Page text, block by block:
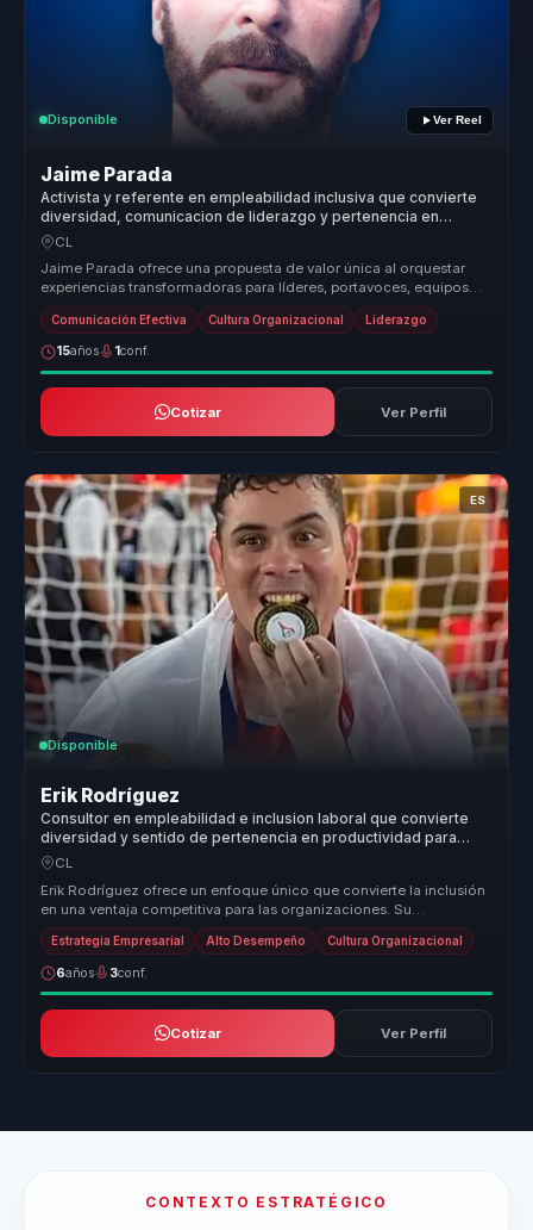
Disponible Ver Reel
Jaime Parada
Activista y referente en empleabilidad inclusiva que convierte
diversidad, comunicacion de liderazgo y pertenencia en
productividad para equipos.
CL
Jaime Parada ofrece una propuesta de valor única al orquestar
experiencias transformadoras para líderes, portavoces, equipos
comerciales ...
Comunicación Efectiva Cultura Organizacional Liderazgo
15años 1conf.
Cotizar Ver Perfil
ES
Disponible
Erik Rodríguez
Consultor en empleabilidad e inclusion laboral que convierte
diversidad y sentido de pertenencia en productividad para
lideres y equipos.
CL
Erik Rodríguez ofrece un enfoque único que convierte la inclusión
en una ventaja competitiva para las organizaciones. Su
metodología se c...
Estrategia Empresarial Alto Desempeño Cultura Organizacional
6años 3conf.
Cotizar Ver Perfil
CONTEXTO ESTRATÉGICO